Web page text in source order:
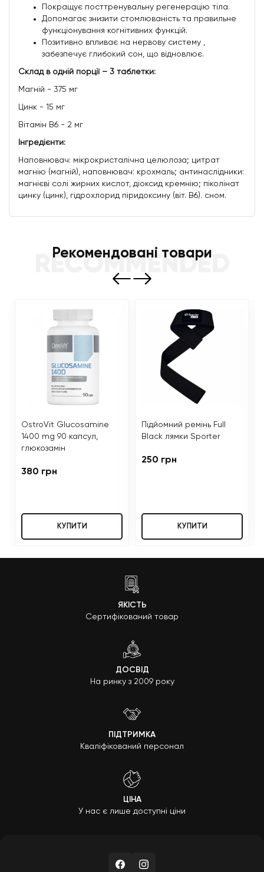
Покращує посттренувальну регенерацію тіла.
Допомагає знизити стомлюваність та правильне
функціонування когнітивних функцій.
Позитивно впливає на нервову систему ,
забезпечує глибокий сон, що відновлює.
Склад в одній порції – 3 таблетки:
Магній - 375 мг
Цинк - 15 мг
Вітамін B6 - 2 мг
Інгредієнти:
Наповнювач: мікрокристалічна целюлоза; цитрат
магнію (магній), наповнювач: крохмаль; антинаслідники:
магнієві солі жирних кислот, діоксид кремнію; піколінат
цинку (цинк), гідрохлорид піридоксину (віт. B6). сном.
RECOMMENDED
Рекомендовані товари
OstroVit Glucosamine
1400 mg 90 капсул,
глюкозамін
380 грн
КУПИТИ
Підйомний ремінь Full
Black лямки Sporter
250 грн
КУПИТИ
ЯКІСТЬ
Сертифікований товар
ДОСВІД
На ринку з 2009 року
ПІДТРИМКА
Кваліфікований персонал
ЦІНА
У нас є лише доступні ціни